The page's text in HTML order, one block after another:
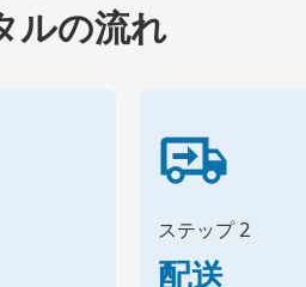
ルの流れ
ステップ 2
配送